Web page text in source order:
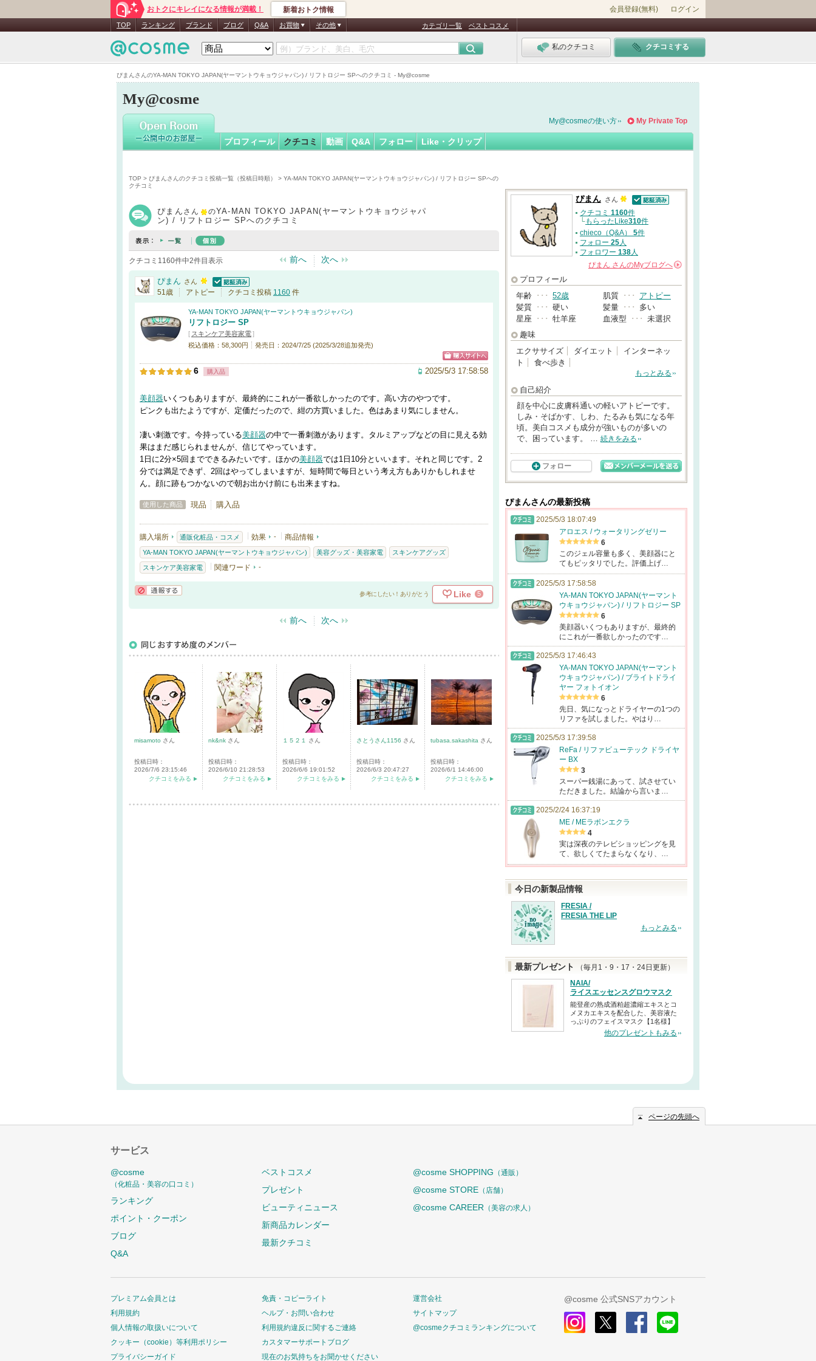
ぴまんさんのYA-MAN TOKYO JAPAN(ヤーマントウキョウジャパン) / リフトロジー SPへのクチコミ - My@cosme
おトクにキレイになる情報が満載！ 新着おトク情報 会員登録(無料) ログイン
TOP ランキング ブランド ブログ Q&A お買物 その他 カテゴリ一覧 ベストコスメ
私のクチコミ クチコミする
My@cosme
ぴまんさん
認
証
My Private Top
My@cosmeの使い方
プロフィール クチコミ 動画 Q&A フォロー Like・クリップ
TOP > ぴまんさんのクチコミ投稿一覧（投稿日時順）
> YA-MAN TOKYO JAPAN(ヤーマントウキョウジャパン) / リフトロジー SPへの
クチコミ
ぴまん さん のYA-MAN TOKYO JAPAN(ヤーマントウキョウジャパ
ン) / リフトロジー SPへのクチコミ
クチコミ1160件中2件目表示 前へ 次へ
ぴまん さん
認証済
51歳 アトピー クチコミ投稿 1160 件
YA-MAN TOKYO JAPAN(ヤーマントウキョウジャパン)
リフトロジー SP
[ スキンケア美容家電]
税込価格：58,300円
発売日：2024/7/25 (2025/3/28追加発売)
6 購入品 2025/5/3 17:58:58
美顔器いくつもありますが、最終的にこれが一番欲しかったのです。高い方のやつです。
ピンクも出たようですが、定価だったので、紺の方買いました。色はあまり気にしません。
凄い刺激です。今持っている美顔器の中で一番刺激があります。タルミアップなどの目に見える効
果はまだ感じられませんが、信じてやっています。
1日に2分×5回までできるみたいです。ほかの美顔器では1日10分といいます。それと同じです。2
分では満足できず、2回はやってしまいますが、短時間で毎日という考え方もありかもしれませ
ん。顔に跡もつかないので朝お出かけ前にも出来ますね。
使用した商品 現品 購入品
購入場所 通販化粧品・コスメ 効果 - 商品情報
YA-MAN TOKYO JAPAN(ヤーマントウキョウジャパン) 美容グッズ・美容家電 スキンケアグッズ
スキンケア美容家電 関連ワード -
参考にしたい！ありがとう Like 5
前へ 次へ
misamoto さん
投稿日時：
2026/7/6 23:15:46
クチコミをみる
nk&nk さん
投稿日時：
2026/6/10 21:28:53
クチコミをみる
１５２１ さん
投稿日時：
2026/6/6 19:01:52
クチコミをみる
さとうさん1156 さん
投稿日時：
2026/6/3 20:47:27
クチコミをみる
tubasa.sakashita さん
投稿日時：
2026/6/1 14:46:00
クチコミをみる
ぴまん さん
認証済
クチコミ 1160件
└もらったLike310件
chieco（Q&A） 5件
フォロー 25人
フォロワー 138人
ぴまん さんのMyブログへ
プロフィール
年齢 ･･･ 52歳 肌質 ･･･
アトピー
髪質 ･･･ 硬い 髪量 ･･･
多い
星座 ･･･ 牡羊座 血液型 ･･･ 未選択
趣味
エクササイズ
ダイエット
インターネッ
ト
食べ歩き
もっとみる
自己紹介
顔を中心に皮膚科通いの軽いアトピーです。
しみ・そばかす、しわ、たるみも気になる年
頃。美白コスメも成分が強いものが多いの
で、困っています。 … 続きをみる
フォロー
ぴまんさんの最新投稿
2025/5/3 18:07:49
アロエス / ウォータリングゼリー
6
このジェル容量も多く、美顔器にと
てもピッタリでした。評価上げ…
2025/5/3 17:58:58
YA-MAN TOKYO JAPAN(ヤーマント
ウキョウジャパン) / リフトロジー SP
6
美顔器いくつもありますが、最終的
にこれが一番欲しかったのです…
2025/5/3 17:46:43
YA-MAN TOKYO JAPAN(ヤーマント
ウキョウジャパン) / ブライトドライ
ヤー フォトイオン
6
先日、気になっとドライヤーの1つの
リファを試しました。やはり…
2025/5/3 17:39:58
ReFa / リファビューテック ドライヤ
ー BX
3
スーパー銭湯にあって、試させてい
ただきました。結論から言いま…
2025/2/24 16:37:19
ME / MEラボンエクラ
4
実は深夜のテレビショッピングを見
て、欲しくてたまらなくなり、…
今日の新製品情報
FRESIA /
FRESIA THE LIP
もっとみる
最新プレゼント
（毎月1・9・17・24日更新）
NAIA/
ライスエッセンスグロウマスク
能登産の熟成酒粕超濃縮エキスとコ
メヌカエキスを配合した、美容液た
っぷりのフェイスマスク【1名様】
他のプレゼントもみる
ページの先頭へ
サービス
@cosme
（化粧品・美容の口コミ）
ランキング
ポイント・クーポン
ブログ
Q&A
ベストコスメ
プレゼント
ビューティニュース
新商品カレンダー
最新クチコミ
@cosme SHOPPING （通販）
@cosme STORE （店舗）
@cosme CAREER （美容の求人）
プレミアム会員とは
利用規約
個人情報の取扱いについて
クッキー（cookie）等利用ポリシー
プライバシーガイド
免責・コピーライト
ヘルプ・お問い合わせ
利用規約違反に関するご連絡
カスタマーサポートブログ
現在のお気持ちをお聞かせください
運営会社
サイトマップ
@cosmeクチコミランキングについて
@cosme 公式SNSアカウント